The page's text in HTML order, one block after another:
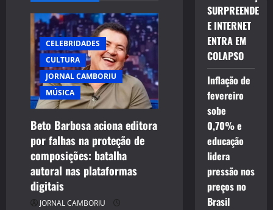
i
g
a
t
i
o
n
CELEBRIDADES
CULTURA
JORNAL CAMBORIU
MÚSICA
Beto Barbosa aciona editora
por falhas na proteção de
composições: batalha
autoral nas plataformas
digitais
JORNAL CAMBORIU
SURPREENDE
E INTERNET
ENTRA EM
COLAPSO
Inflação de
fevereiro
sobe
0,70% e
educação
lidera
pressão nos
preços no
Brasil